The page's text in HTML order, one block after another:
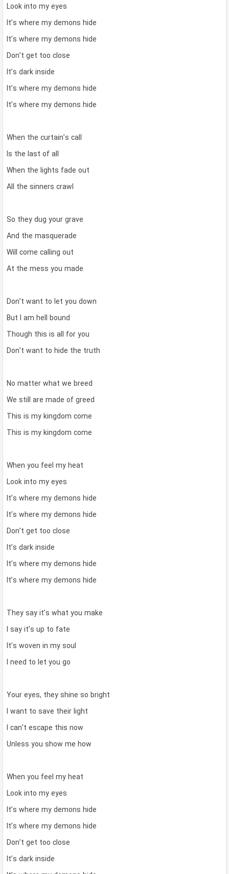
Look into my eyes
It’s where my demons hide
It’s where my demons hide
Don’t get too close
It’s dark inside
It’s where my demons hide
It’s where my demons hide
When the curtain’s call
Is the last of all
When the lights fade out
All the sinners crawl
So they dug your grave
And the masquerade
Will come calling out
At the mess you made
Don’t want to let you down
But I am hell bound
Though this is all for you
Don’t want to hide the truth
No matter what we breed
We still are made of greed
This is my kingdom come
This is my kingdom come
When you feel my heat
Look into my eyes
It’s where my demons hide
It’s where my demons hide
Don’t get too close
It’s dark inside
It’s where my demons hide
It’s where my demons hide
They say it’s what you make
I say it’s up to fate
It’s woven in my soul
I need to let you go
Your eyes, they shine so bright
I want to save their light
I can’t escape this now
Unless you show me how
When you feel my heat
Look into my eyes
It’s where my demons hide
It’s where my demons hide
Don’t get too close
It’s dark inside